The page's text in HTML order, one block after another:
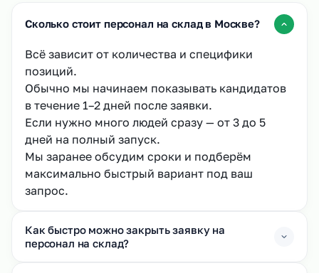
Сколько стоит персонал на склад в Москве?
Всё зависит от количества и специфики
позиций.
Обычно мы начинаем показывать кандидатов
в течение 1–2 дней после заявки.
Если нужно много людей сразу — от 3 до 5
дней на полный запуск.
Мы заранее обсудим сроки и подберём
максимально быстрый вариант под ваш
запрос.
Как быстро можно закрыть заявку на
персонал на склад?